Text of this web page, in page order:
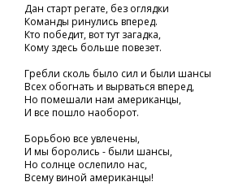
Дан старт регате, без оглядки
Команды ринулись вперед.
Кто победит, вот тут загадка,
Кому здесь больше повезет.
Гребли сколь было сил и были шансы
Всех обогнать и вырваться вперед,
Но помешали нам американцы,
И все пошло наоборот.
Борьбою все увлечены,
И мы боролись - были шансы,
Но солнце ослепило нас,
Всему виной американцы!